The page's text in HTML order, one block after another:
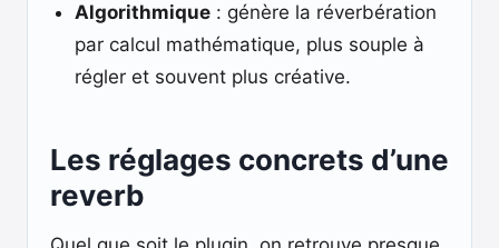
Algorithmique : génère la réverbération
par calcul mathématique, plus souple à
régler et souvent plus créative.
Les réglages concrets d’une
reverb